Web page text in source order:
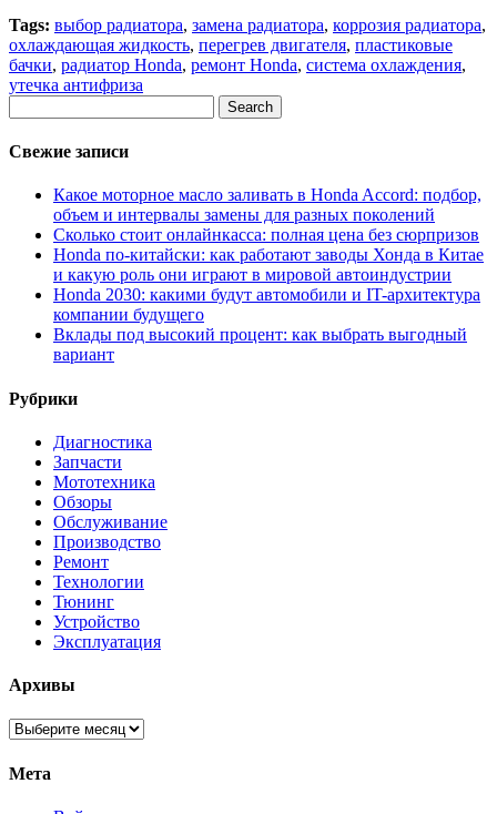
Tags: выбор радиатора, замена радиатора, коррозия радиатора,
охлаждающая жидкость, перегрев двигателя, пластиковые
бачки, радиатор Honda, ремонт Honda, система охлаждения,
утечка антифриза
Свежие записи
Какое моторное масло заливать в Honda Accord: подбор,
объем и интервалы замены для разных поколений
Сколько стоит онлайнкасса: полная цена без сюрпризов
Honda по-китайски: как работают заводы Хонда в Китае
и какую роль они играют в мировой автоиндустрии
Honda 2030: какими будут автомобили и IT-архитектура
компании будущего
Вклады под высокий процент: как выбрать выгодный
вариант
Рубрики
Диагностика
Запчасти
Мототехника
Обзоры
Обслуживание
Производство
Ремонт
Технологии
Тюнинг
Устройство
Эксплуатация
Архивы
Архивы
Мета